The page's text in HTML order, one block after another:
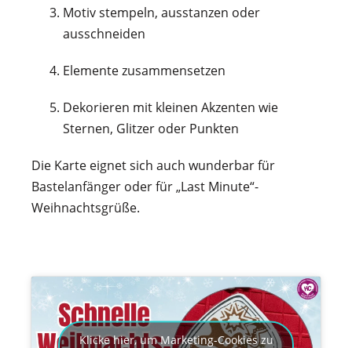
Motiv stempeln, ausstanzen oder
ausschneiden
Elemente zusammensetzen
Dekorieren mit kleinen Akzenten wie
Sternen, Glitzer oder Punkten
Die Karte eignet sich auch wunderbar für
Bastelanfänger oder für „Last Minute“-
Weihnachtsgrüße.
Klicke hier, um Marketing-Cookies zu